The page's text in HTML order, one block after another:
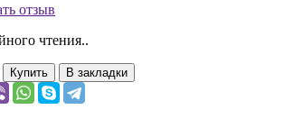
отзыв
чтения..
Купить В закладки